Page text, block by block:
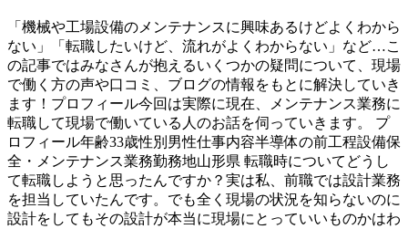
「機械や工場設備のメンテナンスに興味あるけどよくわから
ない」「転職したいけど、流れがよくわからない」など…こ
の記事ではみなさんが抱えるいくつかの疑問について、現場
で働く方の声や口コミ、ブログの情報をもとに解決していき
ます！プロフィール今回は実際に現在、メンテナンス業務に
転職して現場で働いている人のお話を伺っていきます。 プ
ロフィール年齢33歳性別男性仕事内容半導体の前工程設備保
全・メンテナンス業務勤務地山形県 転職時についてどうし
て転職しようと思ったんですか？実は私、前職では設計業務
を担当していたんです。でも全く現場の状況を知らないのに
設計をしてもその設計が本当に現場にとっていいものかはわ